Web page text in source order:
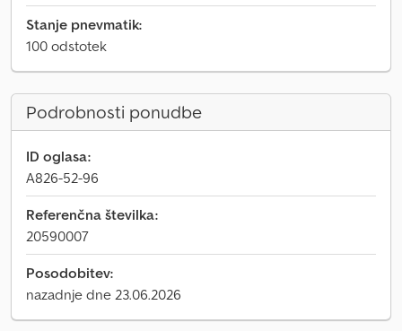
Stanje pnevmatik:
100 odstotek
Podrobnosti ponudbe
ID oglasa:
A826-52-96
Referenčna številka:
20590007
Posodobitev:
nazadnje dne 23.06.2026